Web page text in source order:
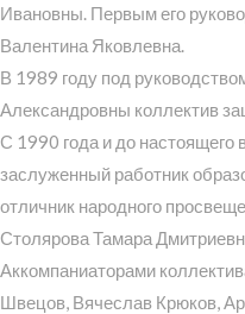
Ивановны. Первым его
Валентина Яковлевна.
В 1989 году под
Александровны коллектив
С 1990 года и до настоящего
заслуженный работник
отличник народного
Столярова Тамара
Аккомпаниаторами
Швецов, Вячеслав Крюков,